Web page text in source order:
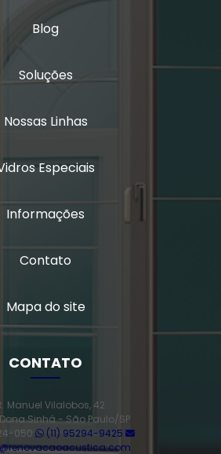
Blog
Soluções
Nossas Linhas
Especiais
Informações
Contato
Mapa do site
CONTATO
R. Manuel Vilalobos, 42
Sinhá - São Paulo/SP
050
(11) 95294-9425